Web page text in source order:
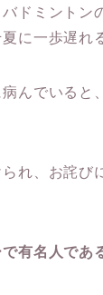
ドミントン
に一歩遅れ
んでいると
れ、お詫び
有名人であ